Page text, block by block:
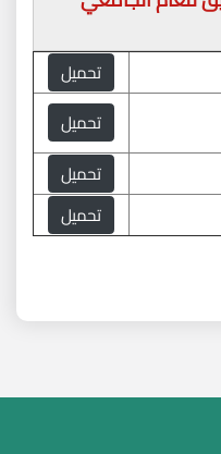
تحميل
تحميل
تحميل
تحميل